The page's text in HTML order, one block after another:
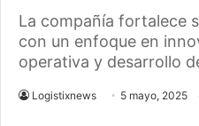
La compañía fortalece
con un enfoque en
operativa y desarrollo
Logistixnews 5 mayo, 2025